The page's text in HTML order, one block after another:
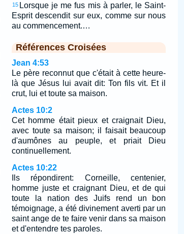
15 Lorsque je me fus mis à parler, le Saint-
Esprit descendit sur eux, comme sur nous
au commencement.…
Références Croisées
Jean 4:53
Le père reconnut que c'était à cette heure-
là que Jésus lui avait dit: Ton fils vit. Et il
crut, lui et toute sa maison.
Actes 10:2
Cet homme était pieux et craignait Dieu,
avec toute sa maison; il faisait beaucoup
d'aumônes au peuple, et priait Dieu
continuellement.
Actes 10:22
Ils répondirent: Corneille, centenier,
homme juste et craignant Dieu, et de qui
toute la nation des Juifs rend un bon
témoignage, a été divinement averti par un
saint ange de te faire venir dans sa maison
et d'entendre tes paroles.